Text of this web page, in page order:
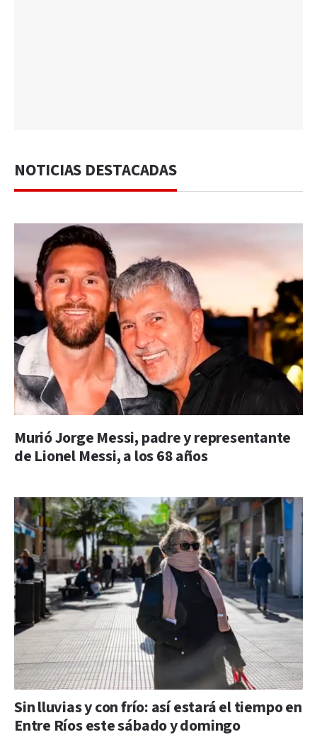
NOTICIAS DESTACADAS
Murió Jorge Messi, padre y representante
de Lionel Messi, a los 68 años
Sin lluvias y con frío: así estará el tiempo en
Entre Ríos este sábado y domingo